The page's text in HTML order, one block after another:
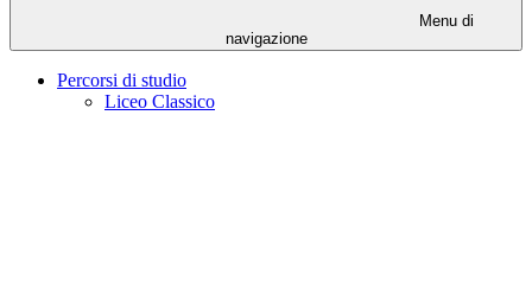
Menu di
navigazione
Percorsi di studio
Liceo Classico